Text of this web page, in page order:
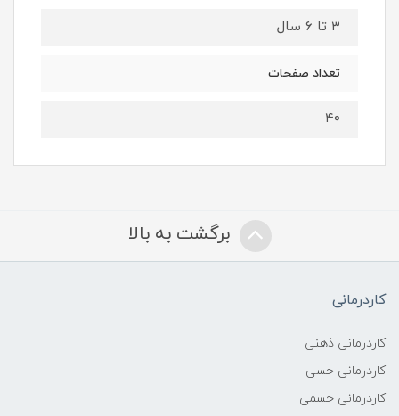
۳ تا ۶ سال
تعداد صفحات
۴۰
برگشت به بالا
کاردرمانی
کاردرمانی ذهنی
کاردرمانی حسی
کاردرمانی جسمی